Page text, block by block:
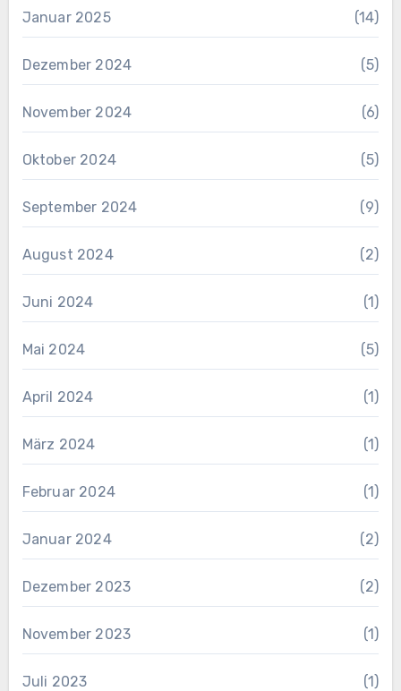
Januar 2025 (14)
Dezember 2024 (5)
November 2024 (6)
Oktober 2024 (5)
September 2024 (9)
August 2024 (2)
Juni 2024 (1)
Mai 2024 (5)
April 2024 (1)
März 2024 (1)
Februar 2024 (1)
Januar 2024 (2)
Dezember 2023 (2)
November 2023 (1)
Juli 2023 (1)